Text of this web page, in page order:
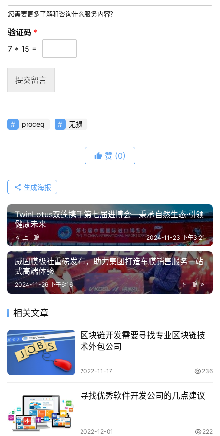
您需要更多了解和咨询什么服务内容？
验证码 *
7 * 15 =
提交留言
proceq 无损
赞 (0)
生成海报
TwinLotus双莲携手第七届进博会—秉承自然生态·引领
健康未来
上一篇 2024-11-23 下午3:21
威固膜极社重磅发布，助力集团打造车膜销售服务一站
式高端体验
下一篇
2024-11-26 下午6:16
相关文章
区块链开发需要寻找专业区块链技
术外包公司
2022-11-17 236
寻找优秀软件开发公司的几点建议
2022-12-01 222